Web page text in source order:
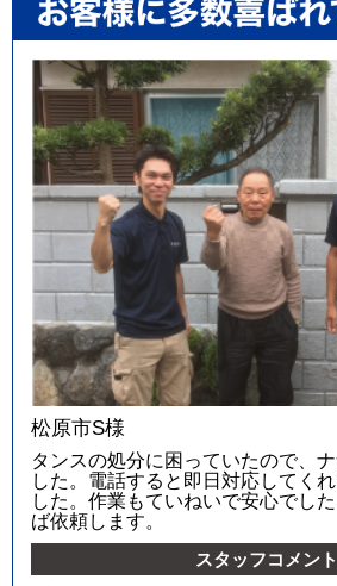
松原市S様
タンスの処分に困っていたので、
した。電話すると即日対応してく
した。作業もていねいで安心でし
ば依頼します。
スタッフコメント